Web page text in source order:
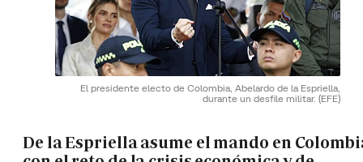
El presidente electo de Colombia, Abelardo de la Espriella,
durante un desfile militar. (EFE)
De la Espriella asume el mando en